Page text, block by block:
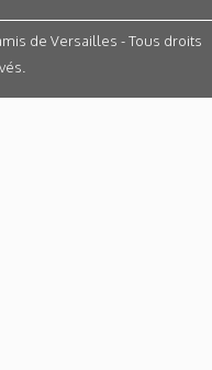
de Versailles - Tous droits